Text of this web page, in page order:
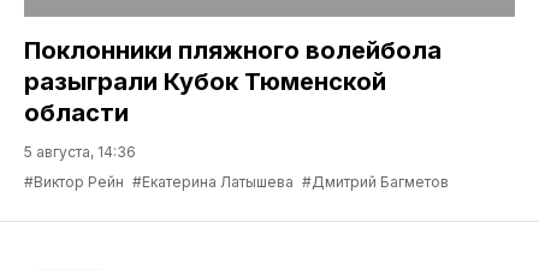
Поклонники пляжного волейбола
разыграли Кубок Тюменской
области
5 августа, 14:36
#Виктор Рейн #Екатерина Латышева #Дмитрий Багметов